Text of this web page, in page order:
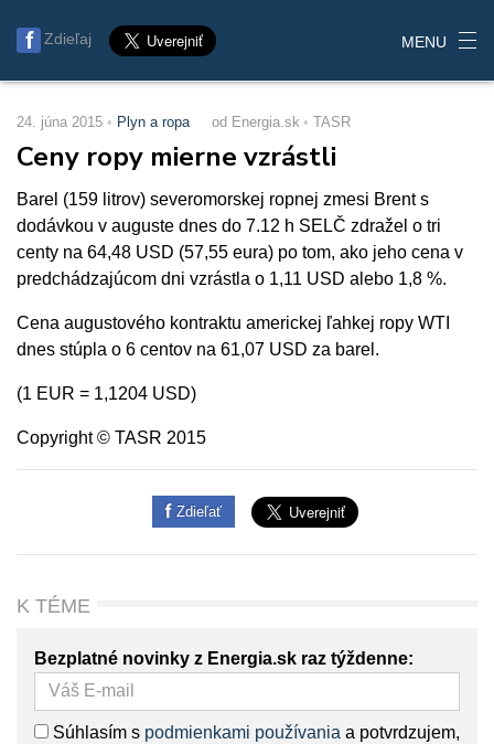
Zdieľaj MENU
24. júna 2015 Plyn a ropa od Energia.sk TASR
Ceny ropy mierne vzrástli
Barel (159 litrov) severomorskej ropnej zmesi Brent s
dodávkou v auguste dnes do 7.12 h SELČ zdražel o tri
centy na 64,48 USD (57,55 eura) po tom, ako jeho cena v
predchádzajúcom dni vzrástla o 1,11 USD alebo 1,8 %.
Cena augustového kontraktu americkej ľahkej ropy WTI
dnes stúpla o 6 centov na 61,07 USD za barel.
(1 EUR = 1,1204 USD)
Copyright © TASR 2015
Zdieľať
K TÉME
Bezplatné novinky z Energia.sk raz týždenne:
Súhlasím s podmienkami používania a potvrdzujem,